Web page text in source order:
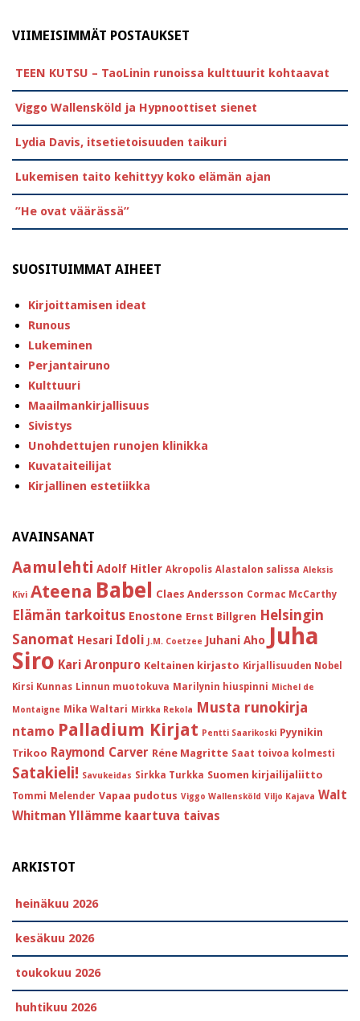
VIIMEISIMMÄT POSTAUKSET
TEEN KUTSU – TaoLinin runoissa kulttuurit kohtaavat
Viggo Wallensköld ja Hypnoottiset sienet
Lydia Davis, itsetietoisuuden taikuri
Lukemisen taito kehittyy koko elämän ajan
”He ovat väärässä”
SUOSITUIMMAT AIHEET
Kirjoittamisen ideat
Runous
Lukeminen
Perjantairuno
Kulttuuri
Maailmankirjallisuus
Sivistys
Unohdettujen runojen klinikka
Kuvataiteilijat
Kirjallinen estetiikka
AVAINSANAT
Aamulehti Adolf Hitler Akropolis Alastalon salissa Aleksis
Kivi Ateena Babel Claes Andersson Cormac McCarthy
Elämän tarkoitus Enostone Ernst Billgren Helsingin
Sanomat Hesari Idoli J.M. Coetzee Juhani Aho Juha
Siro Kari Aronpuro Keltainen kirjasto Kirjallisuuden Nobel
Kirsi Kunnas Linnun muotokuva Marilynin hiuspinni Michel de
Montaigne Mika Waltari Mirkka Rekola Musta runokirja
ntamo Palladium Kirjat Pentti Saarikoski Pyynikin
Trikoo Raymond Carver Réne Magritte Saat toivoa kolmesti
Satakieli! Savukeidas Sirkka Turkka Suomen kirjailijaliitto
Tommi Melender Vapaa pudotus Viggo Wallensköld Viljo Kajava Walt
Whitman Yllämme kaartuva taivas
ARKISTOT
heinäkuu 2026
kesäkuu 2026
toukokuu 2026
huhtikuu 2026